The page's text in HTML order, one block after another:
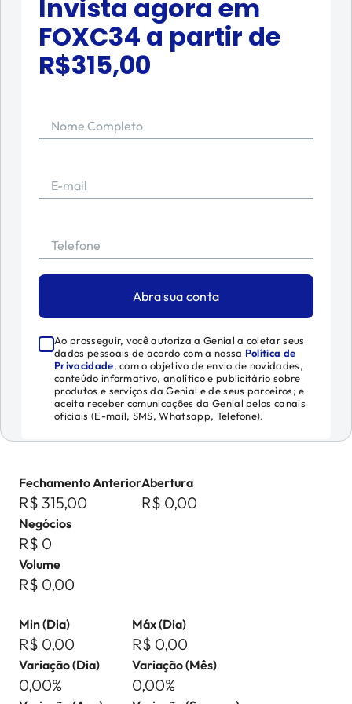
Invista agora em
FOXC34 a partir de
R$315,00
Nome Completo
E-mail
Telefone
Abra sua conta
Ao prosseguir, você autoriza a Genial a coletar seus
dados pessoais de acordo com a nossa Política de
Privacidade, com o objetivo de envio de novidades,
conteúdo informativo, analítico e publicitário sobre
produtos e serviços da Genial e de seus parceiros; e
aceita receber comunicações da Genial pelos canais
oficiais (E-mail, SMS, Whatsapp, Telefone).
Fechamento Anterior
R$ 315,00
Abertura
R$ 0,00
Negócios
R$ 0
Volume
R$ 0,00
Min (Dia)
R$ 0,00
Máx (Dia)
R$ 0,00
Variação (Dia)
0,00%
Variação (Mês)
0,00%